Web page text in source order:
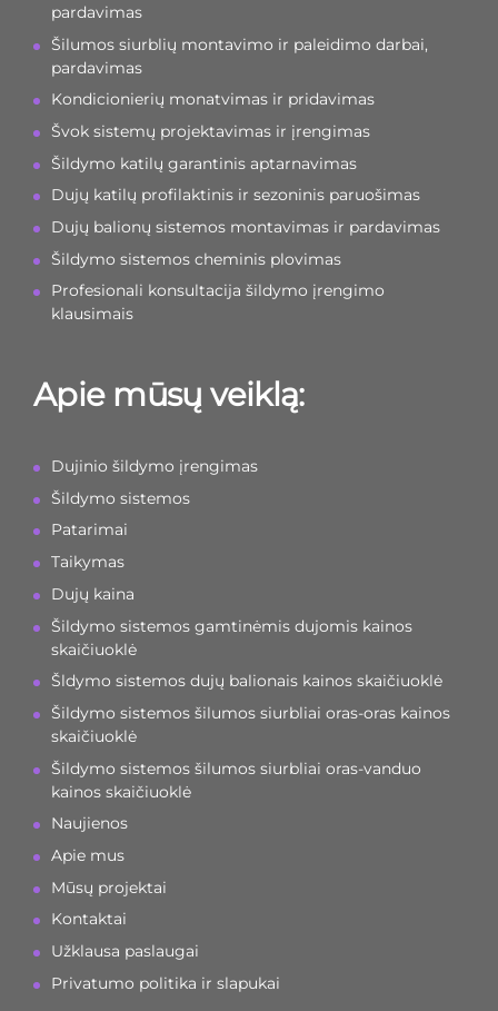
pardavimas
Šilumos siurblių montavimo ir paleidimo darbai,
pardavimas
Kondicionierių monatvimas ir pridavimas
Švok sistemų projektavimas ir įrengimas
Šildymo katilų garantinis aptarnavimas
Dujų katilų profilaktinis ir sezoninis paruošimas
Dujų balionų sistemos montavimas ir pardavimas
Šildymo sistemos cheminis plovimas
Profesionali konsultacija šildymo įrengimo
klausimais
Apie mūsų veiklą:
Dujinio šildymo įrengimas
Šildymo sistemos
Patarimai
Taikymas
Dujų kaina
Šildymo sistemos gamtinėmis dujomis kainos
skaičiuoklė
Šldymo sistemos dujų balionais kainos skaičiuoklė
Šildymo sistemos šilumos siurbliai oras-oras kainos
skaičiuoklė
Šildymo sistemos šilumos siurbliai oras-vanduo
kainos skaičiuoklė
Naujienos
Apie mus
Mūsų projektai
Kontaktai
Užklausa paslaugai
Privatumo politika ir slapukai